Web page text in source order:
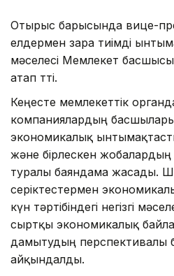
Отырыс барысында вице-
елдермен өзара тиімді
мәселесі Мемлекет
атап өтті.
Кеңесте мемлекеттік
компаниялардың
экономикалық
және бірлескен
туралы баяндама жасады.
серіктестермен
күн тәртібіндегі негізгі
сыртқы экономикалық
дамытудың перспективалы
айқындалды.